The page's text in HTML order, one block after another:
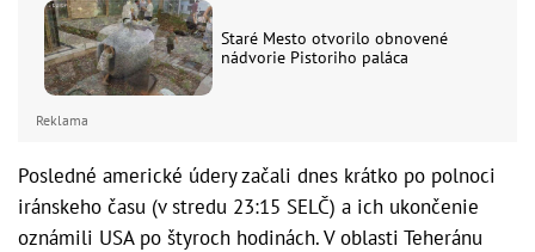
Staré Mesto otvorilo obnovené
nádvorie Pistoriho paláca
Reklama
Posledné americké údery začali dnes krátko po polnoci
iránskeho času (v stredu 23:15 SELČ) a ich ukončenie
oznámili USA po štyroch hodinách. V oblasti Teheránu